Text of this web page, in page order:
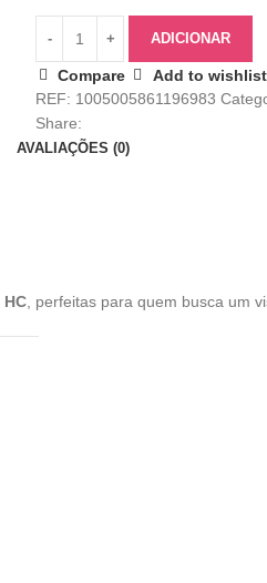
ADICIONAR
Compare
Add to wishlist
REF: 1005005861196983
Share:
AVALIAÇÕES (0)
HC , perfeitas para quem busca um